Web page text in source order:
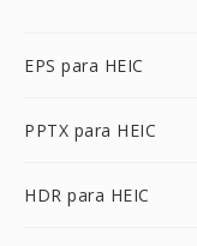
EPS para HEIC
PPTX para HEIC
HDR para HEIC